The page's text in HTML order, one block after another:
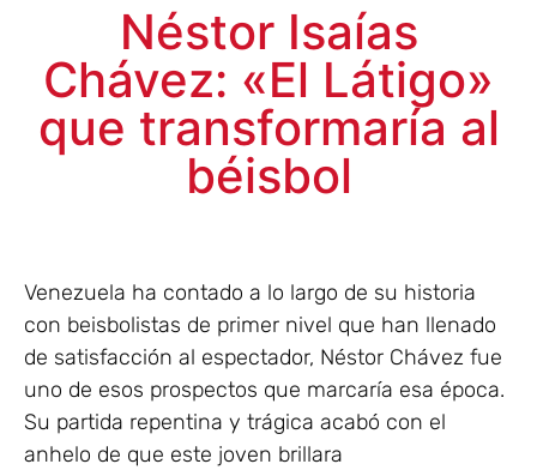
Néstor Isaías
Chávez: «El Látigo»
que transformaría al
béisbol
Venezuela ha contado a lo largo de su historia
con beisbolistas de primer nivel que han llenado
de satisfacción al espectador, Néstor Chávez fue
uno de esos prospectos que marcaría esa época.
Su partida repentina y trágica acabó con el
anhelo de que este joven brillara